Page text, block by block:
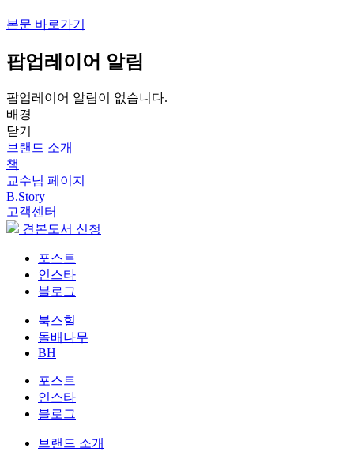
본문 바로가기
팝업레이어 알림
팝업레이어 알림이 없습니다.
배경
닫기
브랜드 소개
책
교수님 페이지
B.Story
고객센터
견본도서 신청
포스트
인스타
블로그
북스힐
돌배나무
BH
포스트
인스타
블로그
브랜드 소개